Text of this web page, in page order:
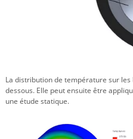
La distribution de température sur
dessous. Elle peut ensuite être
une étude statique.